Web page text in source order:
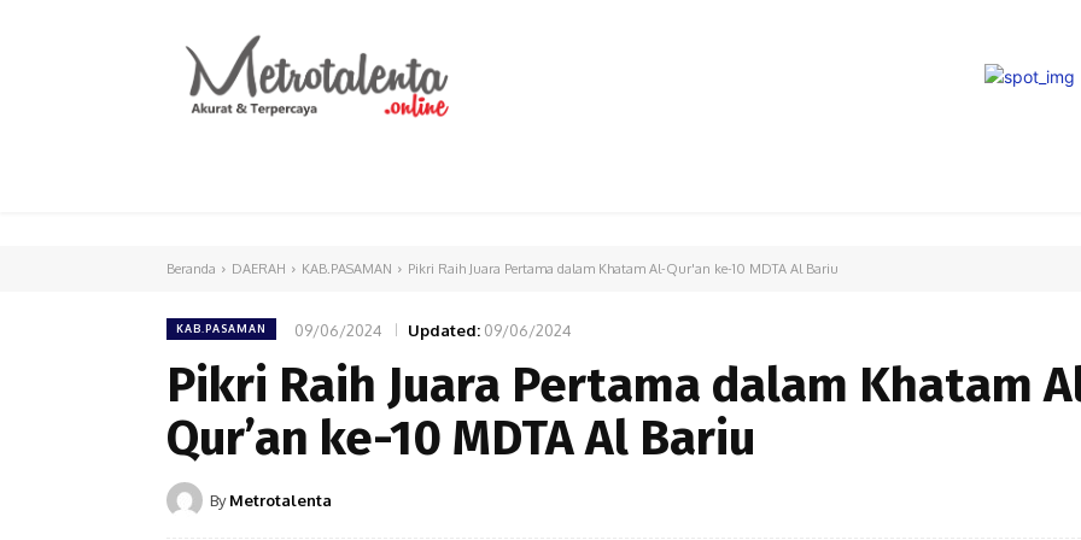
Beranda DAERAH KAB.PASAMAN Pikri Raih Juara Pertama dalam Khatam Al-Qur'an ke-10 MDTA Al Bariu
KAB.PASAMAN 09/06/2024 Updated: 09/06/2024
Pikri Raih Juara Pertama dalam Khatam
Qur’an ke-10 MDTA Al Bariu
By Metrotalenta